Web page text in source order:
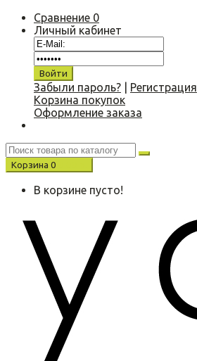
Сравнение 0
Личный кабинет
Забыли пароль?
Регистрация
Корзина покупок
Оформление заказа
Корзина 0
В корзине пусто!